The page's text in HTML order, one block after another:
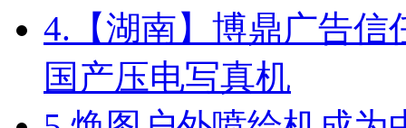
4. 【湖南】博鼎广告
国产压电写真机